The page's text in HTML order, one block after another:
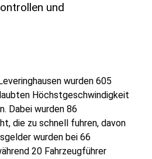
und
wurden 605
Höchstgeschwindigkeit
Dabei wurden 86
die zu schnell fuhren, davon
wurden bei 66
20 Fahrzeugführer